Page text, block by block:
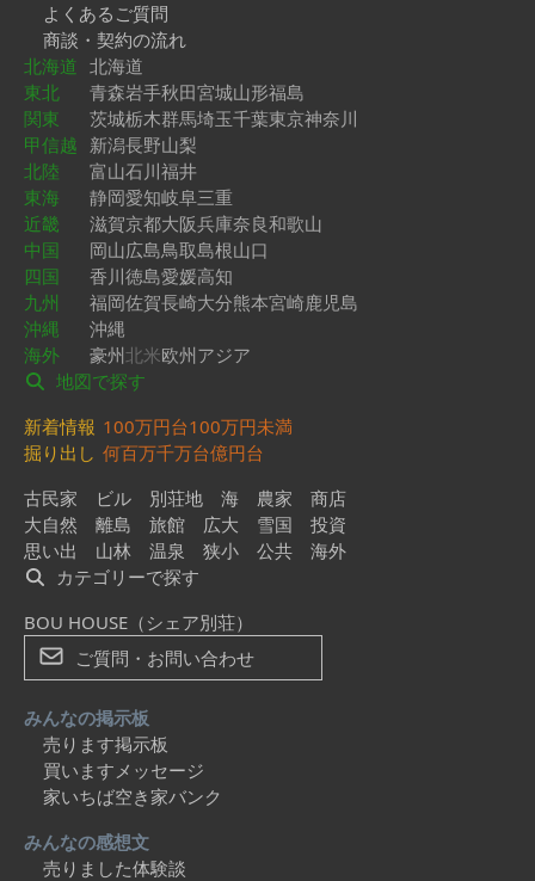
よくあるご質問
商談・契約の流れ
北海道 北海道
東北
青森岩手秋田宮城山形福島
関東
茨城栃木群馬埼玉千葉東京神奈川
甲信越 新潟長野山梨
北陸
富山石川福井
東海
静岡愛知岐阜三重
近畿
滋賀京都大阪兵庫奈良和歌山
中国
岡山広島鳥取島根山口
四国
香川徳島愛媛高知
九州
福岡佐賀長崎大分熊本宮崎鹿児島
沖縄
沖縄
海外
豪州北米欧州アジア
地図で探す
新着情報 100万円台100万円未満
掘り出し 何百万千万台億円台
古民家
ビル 別荘地 海 農家
商店
大自然
離島 旅館 広大 雪国
投資
思い出
山林 温泉 狭小 公共
海外
カテゴリーで探す
BOU HOUSE（シェア別荘）
ご質問・お問い合わせ
みんなの掲示板
売ります掲示板
買いますメッセージ
家いちば空き家バンク
みんなの感想文
売りました体験談